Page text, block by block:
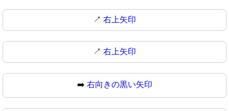
↗️ 右上矢印
↗ 右上矢印
➡️ 右向きの黒い矢印